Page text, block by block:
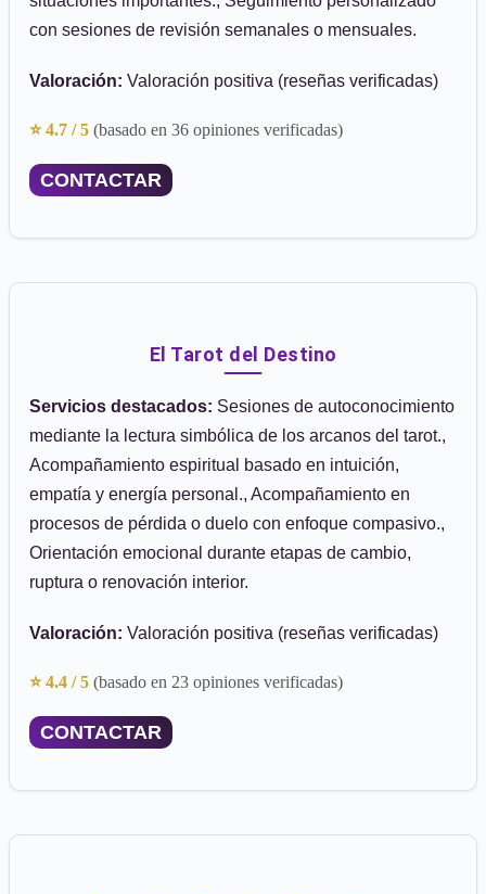
con sesiones de revisión semanales o mensuales.
Valoración: Valoración positiva (reseñas verificadas)
⭐ 4.7 / 5 (basado en 36 opiniones verificadas)
CONTACTAR
El Tarot del Destino
Servicios destacados: Sesiones de autoconocimiento
mediante la lectura simbólica de los arcanos del tarot.,
Acompañamiento espiritual basado en intuición,
empatía y energía personal., Acompañamiento en
procesos de pérdida o duelo con enfoque compasivo.,
Orientación emocional durante etapas de cambio,
ruptura o renovación interior.
Valoración: Valoración positiva (reseñas verificadas)
⭐ 4.4 / 5 (basado en 23 opiniones verificadas)
CONTACTAR